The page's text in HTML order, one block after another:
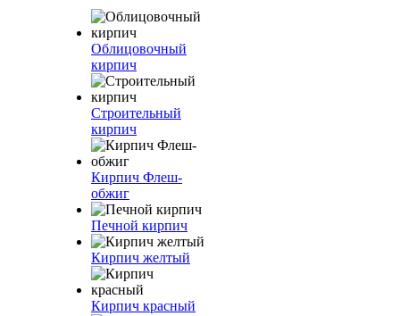
Облицовочный
кирпич
Строительный
кирпич
Кирпич Флеш-
обжиг
Печной кирпич
Кирпич желтый
Кирпич красный